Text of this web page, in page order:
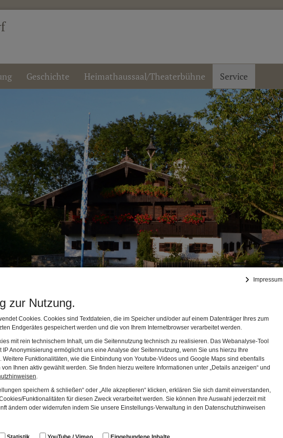
Impressum
zur Nutzung.
Cookies. Cookies sind Textdateien, die im Speicher und/oder auf einem Datenträger Ihres zum
Endgerätes gespeichert werden und die von Ihrem Internetbrowser verarbeitet werden.
mit rein technischem Inhalt, um die Seitennutzung technisch zu realisieren. Das Webanalyse-Tool
IP Anonymisierung ermöglicht uns eine Analyse der Seitennutzung, wenn Sie uns hierzu Ihre
Weitere Funktionalitäten, wie die Einbindung von Youtube-Videos und Google Maps sind ebenfalls
Ihnen aktiv gewählt werden. Sie finden hierzu weitere Informationen unter „Details anzeigen“ und
.
speichern & schließen“ oder „Alle akzeptieren“ klicken, erklären Sie sich damit einverstanden,
Funktionalitäten für diesen Zweck verarbeitet werden. Sie können Ihre Auswahl jederzeit mit
ändern oder widerrufen indem Sie unsere Einstellungs-Verwaltung in den Datenschutzhinweisen
Geschichte Heimathaussaal/Theaterbühne Service
Museumsleute
Gruppe aus den Reihen des Trachtenvereins betreut das
Die Leitung haben Peter Fortner (stehend, dritter von links) und
(stehend, fünfter von links) übernommen. Vor Peter
sitzend, Museumsgründer Peter Reisner.